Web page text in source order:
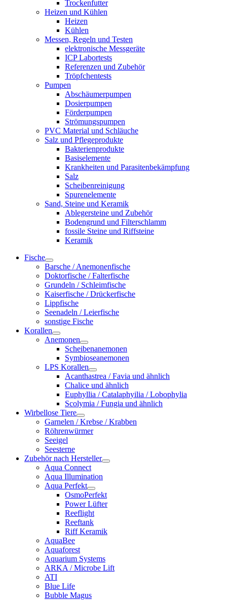
Trockenfutter
Heizen und Kühlen
Heizen
Kühlen
Messen, Regeln und Testen
elektronische Messgeräte
ICP Labortests
Referenzen und Zubehör
Tröpfchentests
Pumpen
Abschäumerpumpen
Dosierpumpen
Förderpumpen
Strömungspumpen
PVC Material und Schläuche
Salz und Pflegeprodukte
Bakterienprodukte
Basiselemente
Krankheiten und Parasitenbekämpfung
Salz
Scheibenreinigung
Spurenelemente
Sand, Steine und Keramik
Ablegersteine und Zubehör
Bodengrund und Filterschlamm
fossile Steine und Riffsteine
Keramik
Fische
Barsche / Anemonenfische
Doktorfische / Falterfische
Grundeln / Schleimfische
Kaiserfische / Drückerfische
Lippfische
Seenadeln / Leierfische
sonstige Fische
Korallen
Anemonen
Scheibenanemonen
Symbioseanemonen
LPS Korallen
Acanthastrea / Favia und ähnlich
Chalice und ähnlich
Euphyllia / Catalaphyilia / Lobophylia
Scolymia / Fungia und ähnlich
Wirbellose Tiere
Garnelen / Krebse / Krabben
Röhrenwürmer
Seeigel
Seesterne
Zubehör nach Hersteller
Aqua Connect
Aqua Illumination
Aqua Perfekt
OsmoPerfekt
Power Lüfter
Reeflight
Reeftank
Riff Keramik
AquaBee
Aquaforest
Aquarium Systems
ARKA / Microbe Lift
ATI
Blue Life
Bubble Magus